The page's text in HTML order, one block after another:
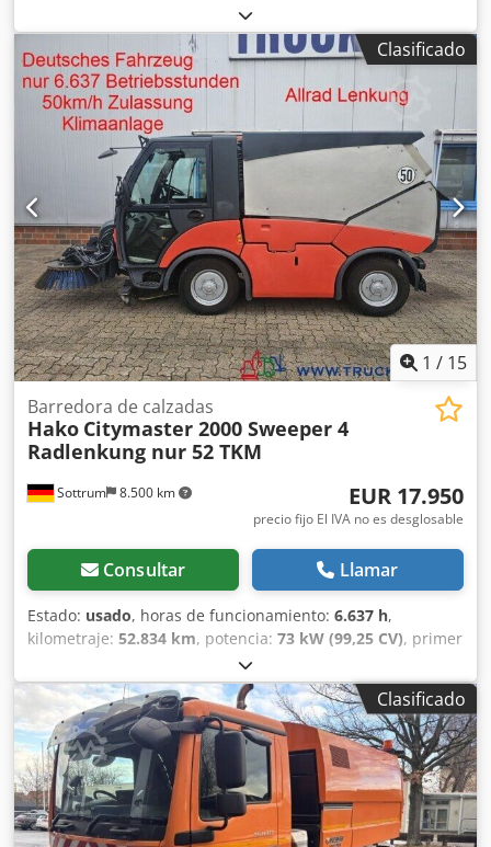
anchura del espacio de carga:
espacio de carga:1.550 mm, altura del espacio de carga:
1.100 mm, Uso previsto: mantenimiento de terrenos
Tracción: a ruedas Peso en vacío: 300 kg Ancho de trabajo:
75 cm Estado técnico: muy bueno Estado estético: muy
bueno País de fabricación: DE Póngase en contacto con
Vink Machinery para obtener más información. = Opciones
y accesorios adicionales = - Cepillo giratorio - Manguera de
aspiración Dedsznc Drspfx Ai Uskr - Pala delantera = Notas
= Máquina barredora-aspiradora Adlatus CR700 con
función de secado * Año de fabricación: 2023 * Batería de
iones de litio * Máquina barredora-aspiradora con función
de secado * Con estación de carga * Peso propio: 300 kg
Clasificado
1 / 15
Sottrum 8.500 km
Barredora de calzadas
Hako Citymaster 2000 Sweeper 4
Radlenkung nur 52 TKM
EUR 17.950
precio fijo El IVA no es desglosable
Consultar Llamar
Estado: usado, horas de funcionamiento: 6.637 h,
kilometraje: 52.834 km, potencia: 73 kW (99,25 CV), primer
, peso total:4.900 kg
combustible:diésel, color:rojo, configuración de ejes:4x2,
peso máximo de la carga:2.450 kg, peso en vacío:2.450
kg, distancia entre ejes:1.900 mm, frenos:otro, cabina
del conductor: cabina del conductor, tipo de engranaje:
automático, clase de emisión:ninguno, amortiguación:
acero, número de asientos:2, Equipamiento:aire
acondicionado, bloqueo del diferencial, cabina, dirección
Clasificado